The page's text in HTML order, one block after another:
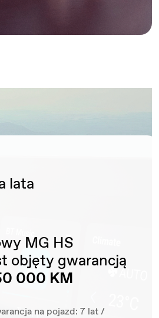
lata
MG HS
objęty gwarancją
000 KM
na pojazd: 7 lat /